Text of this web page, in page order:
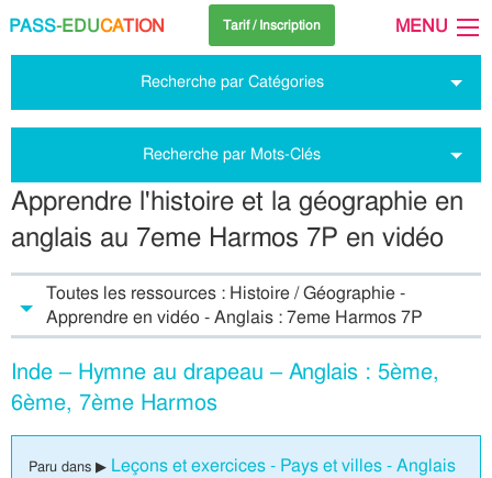
PASS-EDUCATION Tarif / Inscription MENU
Recherche par Catégories
Recherche par Mots-Clés
Apprendre l'histoire et la géographie en
anglais au 7eme Harmos 7P en vidéo
Toutes les ressources : Histoire / Géographie -
Apprendre en vidéo - Anglais : 7eme Harmos 7P
Inde – Hymne au drapeau – Anglais : 5ème,
6ème, 7ème Harmos
Paru dans ▶ Leçons et exercices - Pays et villes - Anglais